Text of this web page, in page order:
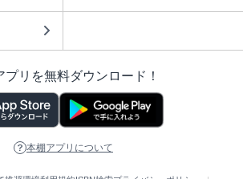
プリを無料ダウンロード！
本棚アプリについて